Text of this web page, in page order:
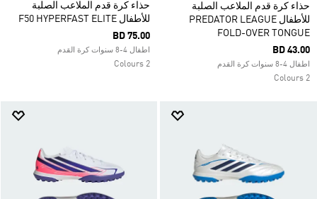
حذاء كرة قدم الملاعب الصلبة
للأطفال PREDATOR LEAGUE
FOLD-OVER TONGUE
BD 43.00
اطفال 4-8 سنوات كرة القدم
2 Colours
حذاء كرة قدم الملاعب الصلبة
للأطفال F50 HYPERFAST ELITE
BD 75.00
اطفال 4-8 سنوات كرة القدم
2 Colours